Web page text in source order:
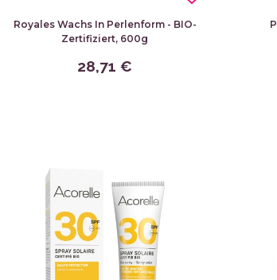
Royales Wachs In Perlenform - BIO-
Zertifiziert, 600g
28,71 €